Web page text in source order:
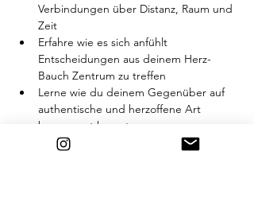
Verbindungen über Distanz, Raum und
Zeit
Erfahre wie es sich anfühlt
Entscheidungen aus deinem Herz-
Bauch Zentrum zu treffen
Lerne wie du deinem Gegenüber auf
authentische und herzoffene Art
begegnest kannst